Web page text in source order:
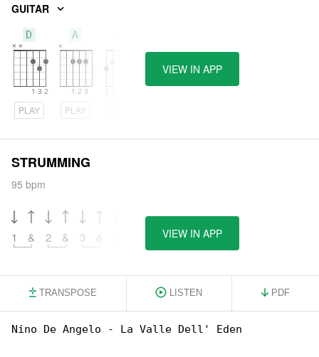
GUITAR
D
PLAY
A
PLAY
VIEW IN APP
STRUMMING
95 bpm
1 & 2 & 3 VIEW IN APP
TRANSPOSE LISTEN PDF
Nino De Angelo - La Valle Dell' Eden